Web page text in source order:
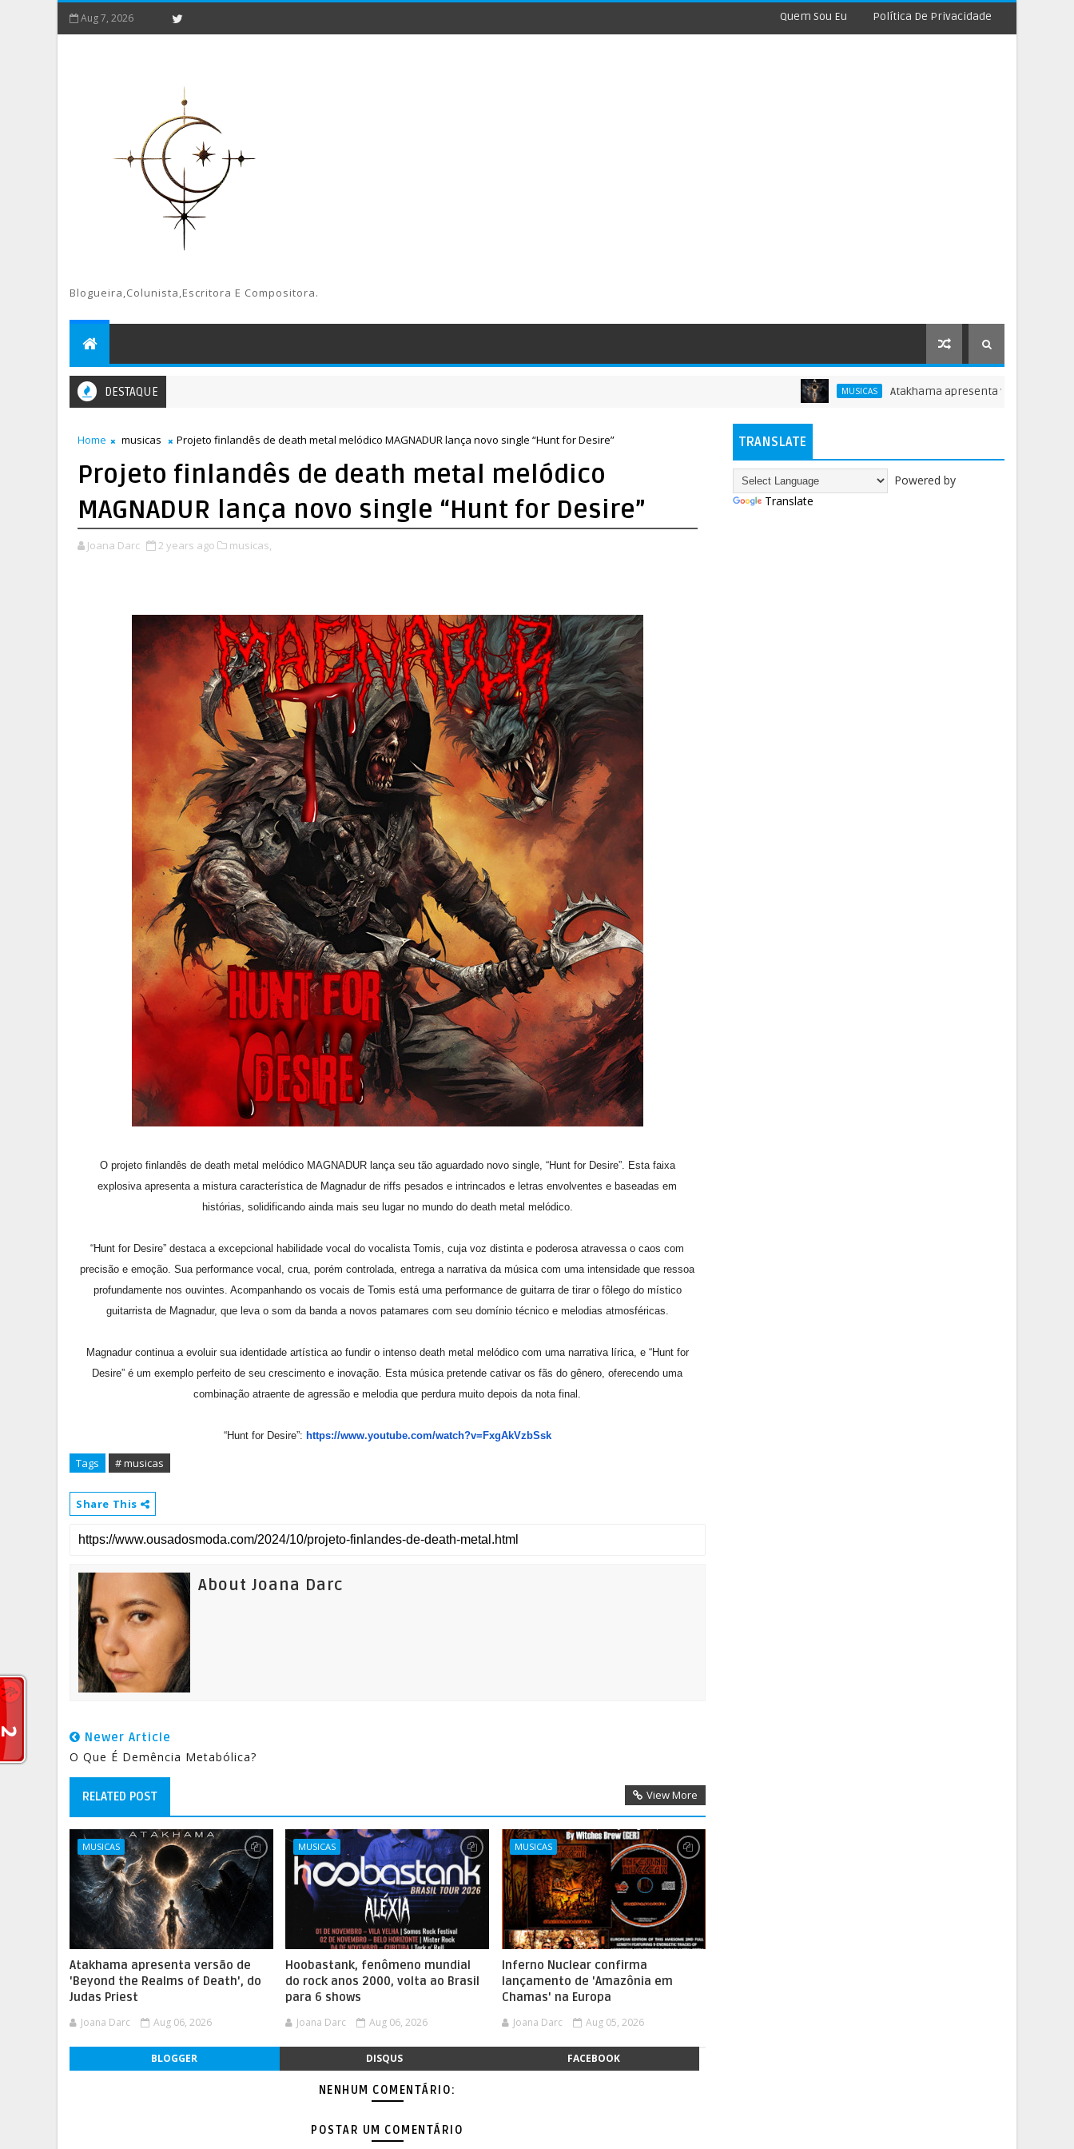
Aug 7, 2026 Quem Sou Eu Política De Privacidade
Blogueira,colunista,escritora E Compositora.
DESTAQUE MUSICAS Atakhama apresenta versão de 'Beyond
Home musicas Projeto finlandês de death metal melódico MAGNADUR lança novo single “Hunt for Desire”
Projeto finlandês de death metal melódico
MAGNADUR lança novo single “Hunt for Desire”
Joana Darc 2 years ago musicas,
O projeto finlandês de death metal melódico MAGNADUR lança seu tão aguardado novo single, “Hunt for Desire”. Esta faixa
explosiva apresenta a mistura característica de Magnadur de riffs pesados e intrincados e letras envolventes e baseadas em
histórias, solidificando ainda mais seu lugar no mundo do death metal melódico.
“Hunt for Desire” destaca a excepcional habilidade vocal do vocalista Tomis, cuja voz distinta e poderosa atravessa o caos com
precisão e emoção. Sua performance vocal, crua, porém controlada, entrega a narrativa da música com uma intensidade que ressoa
profundamente nos ouvintes. Acompanhando os vocais de Tomis está uma performance de guitarra de tirar o fôlego do místico
guitarrista de Magnadur, que leva o som da banda a novos patamares com seu domínio técnico e melodias atmosféricas.
Magnadur continua a evoluir sua identidade artística ao fundir o intenso death metal melódico com uma narrativa lírica, e “Hunt for
Desire” é um exemplo perfeito de seu crescimento e inovação. Esta música pretende cativar os fãs do gênero, oferecendo uma
combinação atraente de agressão e melodia que perdura muito depois da nota final.
“Hunt for Desire”: https://www.youtube.com/watch?v=FxgAkVzbSsk
Tags # musicas
Share This
About Joana Darc
Newer Article
O Que É Demência Metabólica?
RELATED POST View More
MUSICAS
Atakhama apresenta versão de
'Beyond the Realms of Death', do
Judas Priest
Joana Darc Aug 06, 2026
MUSICAS
Hoobastank, fenômeno mundial
do rock anos 2000, volta ao Brasil
para 6 shows
Joana Darc Aug 06, 2026
MUSICAS
Inferno Nuclear confirma
lançamento de 'Amazônia em
Chamas' na Europa
Joana Darc Aug 05, 2026
BLOGGER DISQUS FACEBOOK
NENHUM COMENTÁRIO:
POSTAR UM COMENTÁRIO
TRANSLATE
Powered by
Translate